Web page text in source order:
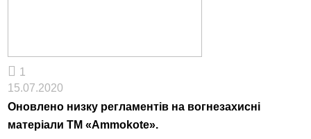
1
15.07.2020
Оновлено низку регламентів на вогнезахисні
матеріали ТМ «Ammokote».